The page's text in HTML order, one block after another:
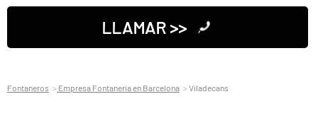
LLAMAR >>
Fontaneros Empresa Fontaneria en Barcelona Viladecans